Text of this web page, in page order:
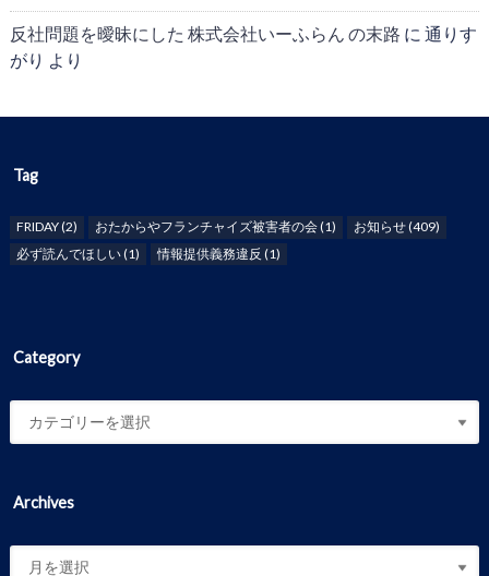
反社問題を曖昧にした 株式会社いーふらん の末路 に 通りす
がり より
Tag
FRIDAY(2) おたからやフランチャイズ被害者の会(1) お知らせ(409)
必ず読んでほしい(1) 情報提供義務違反 (1)
Category
Archives